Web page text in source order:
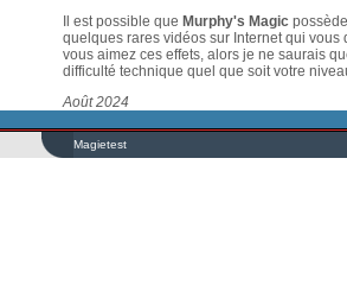
Il est possible que Murphy's Magic
quelques rares vidéos sur Internet qui
vous aimez ces effets, alors je ne saurais
difficulté technique quel que soit votre
Août 2024
Magietest